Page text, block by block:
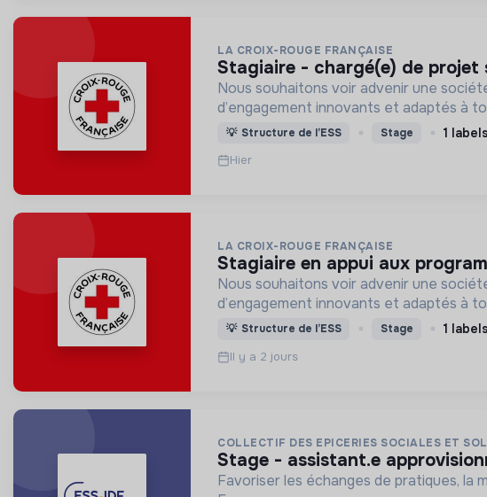
LA CROIX-ROUGE FRANÇAISE
stagiaire - chargé(e) de
Nous souhaitons voir advenir une
d’engagement innovants et adaptés à
💡 Structure de l’ESS Stage 1
Hier
LA CROIX-ROUGE FRANÇAISE
stagiaire en appui aux
Nous souhaitons voir advenir une
d’engagement innovants et adaptés à
💡 Structure de l’ESS Stage 1
Il y a 2 jours
COLLECTIF DES EPICERIES SOCIALES ET
stage - assistant.e
Favoriser les échanges de pratiques, la